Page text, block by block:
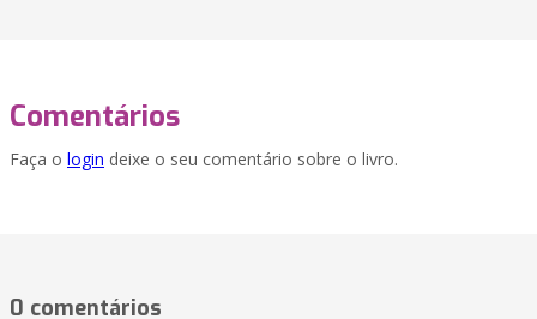
Comentários
Faça o login deixe o seu comentário sobre o livro.
0 comentários